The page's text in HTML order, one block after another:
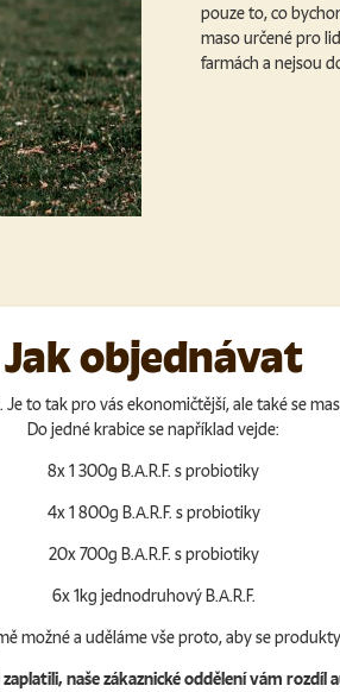
pouze to, co
maso určené pro
farmách a nejsou
Jak objednávat
to tak pro vás ekonomičtější, ale také se
Do jedné krabice se například vejde:
8x 1 300g B.A.R.F. s probiotiky
4x 1 800g B.A.R.F. s probiotiky
20x 700g B.A.R.F. s probiotiky
6x 1kg jednodruhový B.A.R.F.
možné a uděláme vše proto, aby se
naše zákaznické oddělení vám